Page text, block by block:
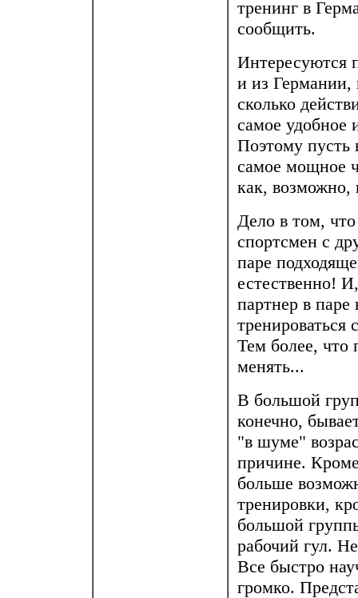
тренинг в
сообщить.
Интересуются
и из Германии,
сколько
самое удобное
Поэтому
самое мощное
как, возможно,
Дело в том,
спортсмен с
паре
естественно!
партнер в паре
Тем более, что
менять...
В большой
конечно,
"в шуме"
причине.
больше
тренировки,
большой
рабочий гул.
Все быстро
громко.